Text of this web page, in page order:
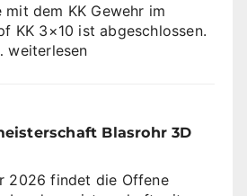
mit dem KK Gewehr im
KK 3×10 ist abgeschlossen.
SV
KK
weiterlesen
Blasrohr 3D
2026 findet die Offene